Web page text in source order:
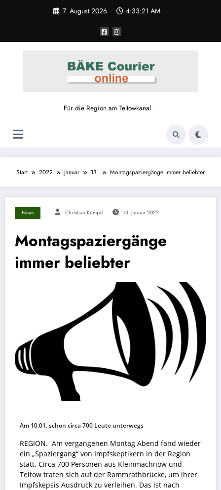
7. August 2026 4:33:22 AM
Für die Region am Teltowkanal.
Start 2022 Januar 13. Montagspaziergänge immer beliebter
News Christian Kümpel 13. Januar 2022
Montagspaziergänge
immer beliebter
Am 10.01. schon circa 700 Leute unterwegs
REGION. Am vergangenen Montag Abend fand wieder
ein „Spaziergang“ von Impfskeptikern in der Region
statt. Circa 700 Personen aus Kleinmachnow und
Teltow trafen sich auf der Rammrathbrücke, um ihrer
Impfskepsis Ausdruck zu verleihen. Das ist nach